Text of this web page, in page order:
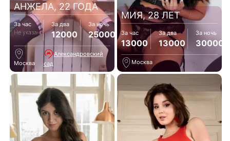
АНЖЕЛА, 22 ГОДА
За час
Не указано
За два
12000
За ночь
25000
Москва
Александровский
сад
МИЯ, 28 ЛЕТ
За час
13000
За два
13000
За ночь
30000
Москва